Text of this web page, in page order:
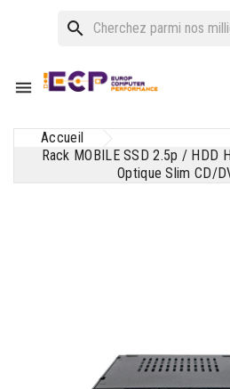
search

Accueil
Rack MOBILE SSD 2.5p / HDD
Optique Slim CD/